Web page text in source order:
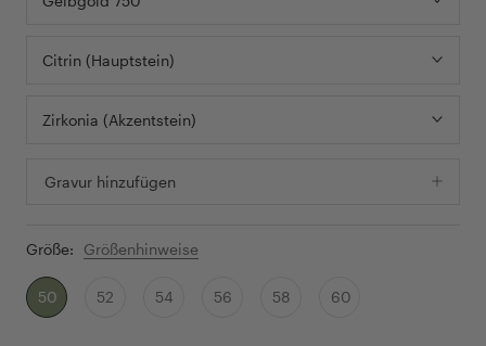
Citrin (Hauptstein)
Zirkonia (Akzentstein)
Gravur hinzufügen
Größe: Größenhinweise
50 52 54 56 58 60